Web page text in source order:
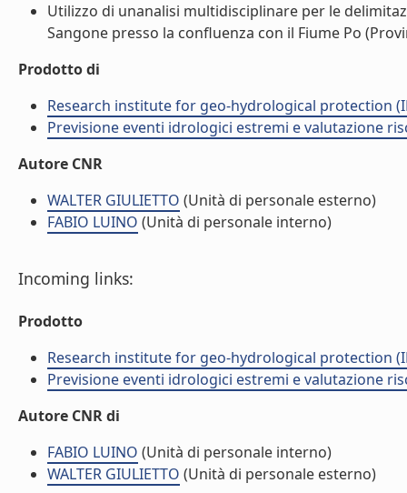
Utilizzo di unanalisi multidisciplinare per le
Sangone presso la confluenza con il Fiume Po
Prodotto di
Research institute for geo-hydrological protection
Previsione eventi idrologici estremi e valutazione
Autore CNR
WALTER GIULIETTO (Unità di personale esterno)
FABIO LUINO (Unità di personale interno)
Incoming links:
Prodotto
Research institute for geo-hydrological protection
Previsione eventi idrologici estremi e valutazione
Autore CNR di
FABIO LUINO (Unità di personale interno)
WALTER GIULIETTO (Unità di personale esterno)